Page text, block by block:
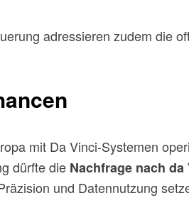
adressieren zudem die
mit Da Vinci-Systemen
dürfte die Nachfrage nach da
und Datennutzung